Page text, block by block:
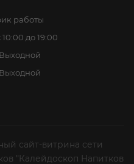
работы
до 19:00
сайт-витрина сети
"Калейдоскоп Напитков